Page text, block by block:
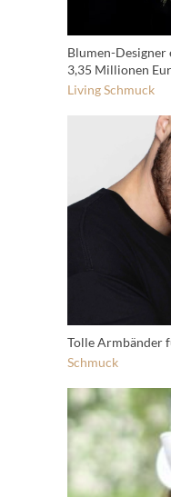
Blumen-
3,35 Millionen
LivingSchmuck
Tolle Armbänder
Schmuck